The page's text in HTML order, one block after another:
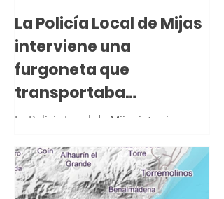
La Policía Local de Mijas
interviene una
furgoneta que
transportaba
herramientas tras una
La Policía Local de Mijas interviene una
herramientas tras una persecución
nocturna